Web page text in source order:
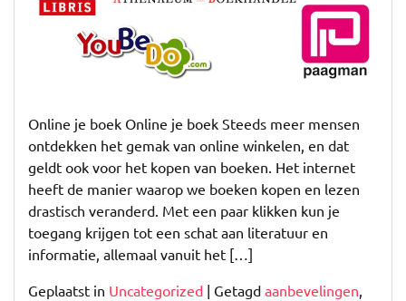
Je
Boek
Gemakkelijk
Online je boek Online je boek Steeds meer mensen
ontdekken het gemak van online winkelen, en dat
geldt ook voor het kopen van boeken. Het internet
heeft de manier waarop we boeken kopen en lezen
drastisch veranderd. Met een paar klikken kun je
toegang krijgen tot een schat aan literatuur en
informatie, allemaal vanuit het […]
Geplaatst in Uncategorized | Getagd aanbevelingen,